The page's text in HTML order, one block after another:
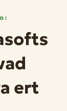
ert